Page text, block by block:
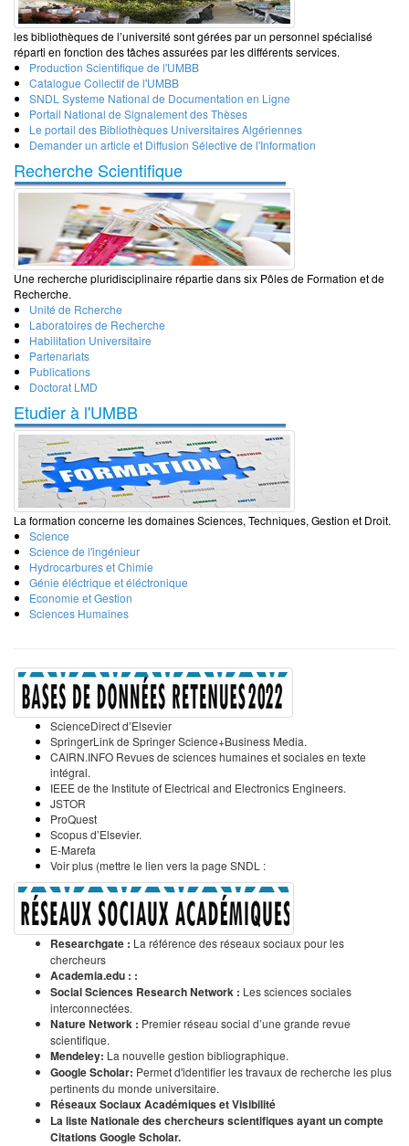
les bibliothèques de l’université sont gérées par un personnel spécialisé
réparti en fonction des tâches assurées par les différents services.
Production Scientifique de l'UMBB
Catalogue Collectif de l'UMBB
SNDL Systeme National de Documentation en Ligne
Portail National de Signalement des Thèses
Le portail des Bibliothèques Universitaires Algériennes
Demander un article et Diffusion Sélective de l'Information
Recherche Scientifique
Une recherche pluridisciplinaire répartie dans six Pôles de Formation et de
Recherche.
Unité de Rcherche
Laboratoires de Recherche
Habilitation Universitaire
Partenariats
Publications
Doctorat LMD
Etudier à l'UMBB
La formation concerne les domaines Sciences, Techniques, Gestion et Droit.
Science
Science de l'ingénieur
Hydrocarbures et Chimie
Génie éléctrique et éléctronique
Economie et Gestion
Sciences Humaines
ScienceDirect d’Elsevier
SpringerLink de Springer Science+Business Media.
CAIRN.INFO Revues de sciences humaines et sociales en texte
intégral.
IEEE de the Institute of Electrical and Electronics Engineers.
JSTOR
ProQuest
Scopus d’Elsevier.
E-Marefa
Voir plus (mettre le lien vers la page SNDL :
Researchgate : La référence des réseaux sociaux pour les
chercheurs
Academia.edu : :
Social Sciences Research Network : Les sciences sociales
interconnectées.
Nature Network : Premier réseau social d’une grande revue
scientifique.
Mendeley: La nouvelle gestion bibliographique.
Google Scholar: Permet d'identifier les travaux de recherche les plus
pertinents du monde universitaire.
Réseaux Sociaux Académiques et Visibilité
La liste Nationale des chercheurs scientifiques ayant un compte
Citations Google Scholar.